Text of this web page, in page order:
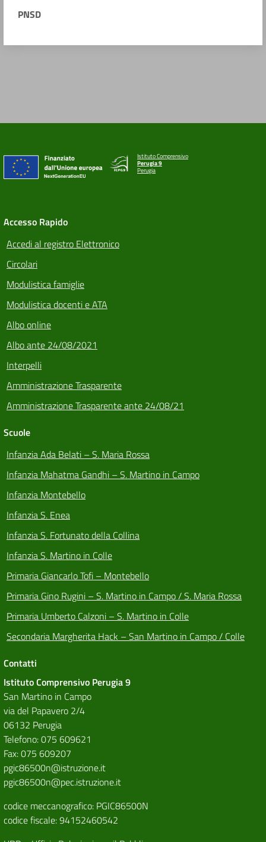
PNSD
Istituto Comprensivo
Perugia 9
Perugia
Accesso Rapido
Accedi al registro Elettronico
Circolari
Modulistica famiglie
Modulistica docenti e ATA
Albo online
Albo ante 24/08/2021
Interpelli
Amministrazione Trasparente
Amministrazione Trasparente ante 24/08/21
Scuole
Infanzia Ada Belati – S. Maria Rossa
Infanzia Mahatma Gandhi – S. Martino in Campo
Infanzia Montebello
Infanzia S. Enea
Infanzia S. Fortunato della Collina
Infanzia S. Martino in Colle
Primaria Giancarlo Tofi – Montebello
Primaria Gino Rugini – S. Martino in Campo / S. Maria Rossa
Primaria Umberto Calzoni – S. Martino in Colle
Secondaria Margherita Hack – San Martino in Campo / Colle
Contatti
Istituto Comprensivo Perugia 9
San Martino in Campo
via del Papavero 2/4
06132 Perugia
Telefono: 075 609621
Fax: 075 609207
pgic86500n@istruzione.it
pgic86500n@pec.istruzione.it
codice meccanografico: PGIC86500N
codice fiscale: 94152460542